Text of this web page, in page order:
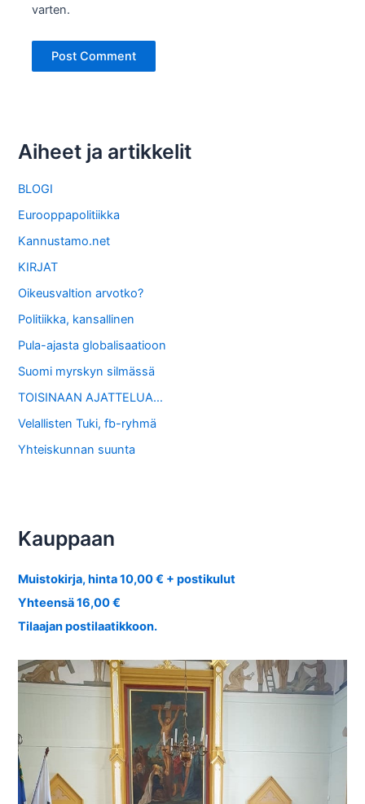
varten.
Aiheet ja artikkelit
BLOGI
Eurooppapolitiikka
Kannustamo.net
KIRJAT
Oikeusvaltion arvotko?
Politiikka, kansallinen
Pula-ajasta globalisaatioon
Suomi myrskyn silmässä
TOISINAAN AJATTELUA…
Velallisten Tuki, fb-ryhmä
Yhteiskunnan suunta
Kauppaan
Muistokirja, hinta 10,00 € + postikulut
Yhteensä 16,00 €
Tilaajan postilaatikkoon.